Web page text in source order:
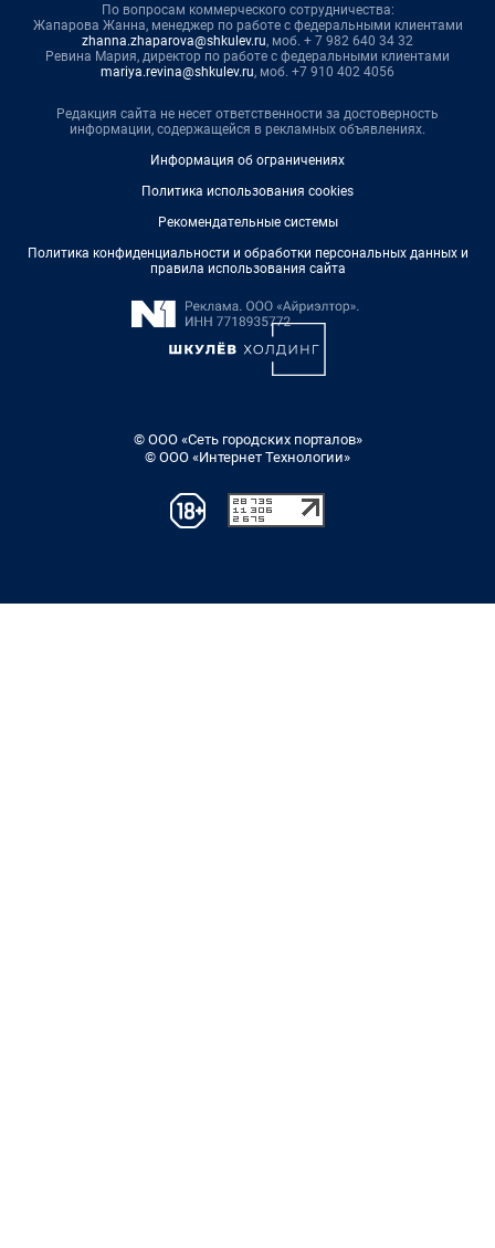
По вопросам коммерческого сотрудничества:
Жапарова Жанна, менеджер по работе с федеральными клиентами
zhanna.zhaparova@shkulev.ru, моб. + 7 982 640 34 32
Ревина Мария, директор по работе с федеральными клиентами
mariya.revina@shkulev.ru, моб. +7 910 402 4056
Редакция сайта не несет ответственности за достоверность
информации, содержащейся в рекламных объявлениях.
Информация об ограничениях
Политика использования cookies
Рекомендательные системы
Политика конфиденциальности и обработки персональных данных и
правила использования сайта
© ООО «Сеть городских порталов»
© ООО «Интернет Технологии»